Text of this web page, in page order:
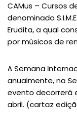
CAMus – Cursos
denominado
Erudita, a qual
por músicos de
A Semana
anualmente, na
evento decorrerá
abril. (cartaz